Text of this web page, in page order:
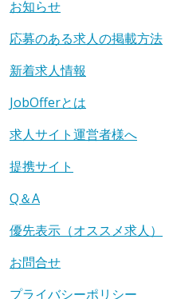
お知らせ
応募のある求人の掲載方法
新着求人情報
JobOfferとは
求人サイト運営者様へ
提携サイト
Q＆A
優先表示（オススメ求人）
お問合せ
プライバシーポリシー